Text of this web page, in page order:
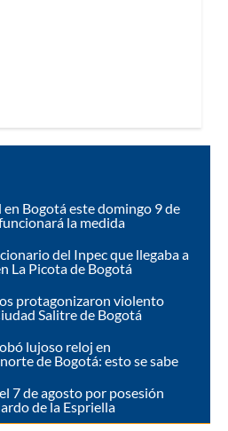
en Bogotá este domingo 9 de
la medida
del Inpec que llegaba a
La Picota de Bogotá
protagonizaron violento
Salitre de Bogotá
lujoso reloj en
de Bogotá: esto se sabe
7 de agosto por posesión
de la Espriella